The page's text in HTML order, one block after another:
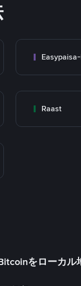
Raast
をローカル